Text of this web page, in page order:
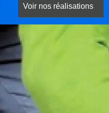
Voir nos réalisations